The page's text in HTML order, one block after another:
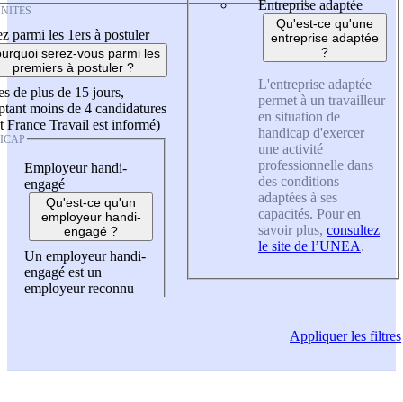
parmi les 1ers à postuler
serez-vous parmi les
premiers à postuler ?
de plus de 15 jours,
moins de 4 candidatures
France Travail est informé)
Employeur handi-
engagé
Qu'est-ce qu'un
employeur handi-
engagé ?
Un employeur handi-
engagé est un
employeur reconnu
Entreprise adaptée
Qu'est-ce qu'une
entreprise adaptée
?
L'entreprise adaptée
permet à un travailleur
en situation de
handicap d'exercer
une activité
professionnelle dans
des conditions
adaptées à ses
capacités. Pour en
savoir plus, consultez
le site de l’UNEA.
Appliquerles filtres